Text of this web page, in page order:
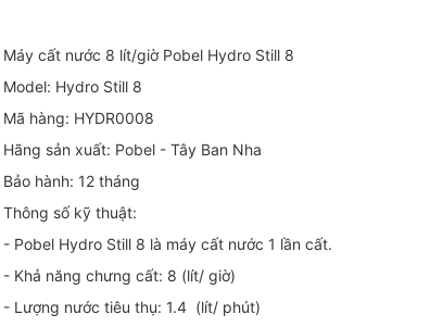
Máy cất nước 8 lít/giờ Pobel Hydro Still 8
Model: Hydro Still 8
Mã hàng: HYDR0008
Hãng sản xuất: Pobel - Tây Ban Nha
Bảo hành: 12 tháng
Thông số kỹ thuật:
- Pobel Hydro Still 8 là máy cất nước 1 lần cất.
- Khả năng chưng cất: 8 (lít/ giờ)
- Lượng nước tiêu thụ: 1.4 (lít/ phút)